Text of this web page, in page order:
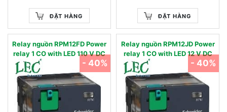
ĐẶT HÀNG ĐẶT HÀNG
Relay nguồn RPM12FD Power
relay 1 CO with LED 110 V DC
- 40%
Relay nguồn RPM12JD Power
relay 1 CO with LED 12 V DC
- 40%